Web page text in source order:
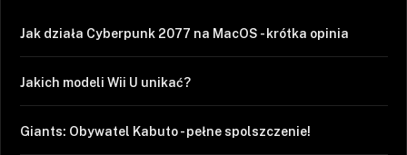
Jak działa Cyberpunk 2077 na MacOS - krótka opinia
Jakich modeli Wii U unikać?
Giants: Obywatel Kabuto - pełne spolszczenie!